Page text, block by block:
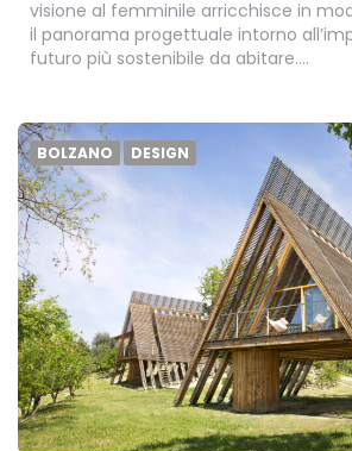
visione al femminile arricchisce in
il panorama progettuale intorno
futuro più sostenibile da abitare….
BOLZANO DESIGN